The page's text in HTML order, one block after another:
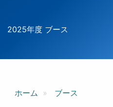
2025年度 ブース
ホーム ブース